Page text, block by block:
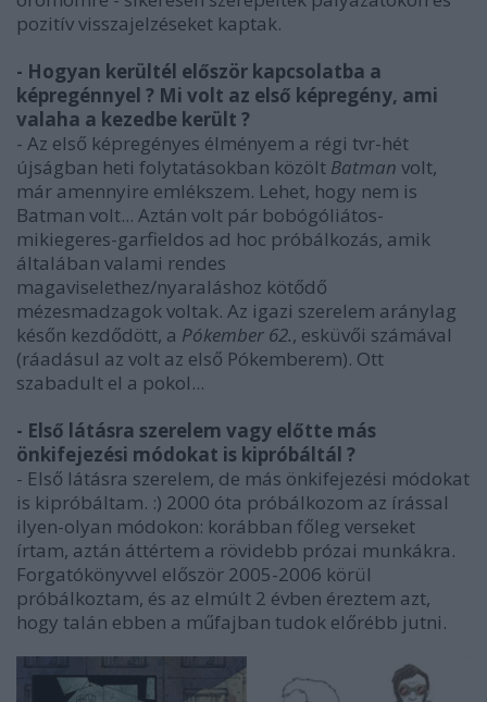
pozitív visszajelzéseket kaptak.
- Hogyan kerültél először kapcsolatba a
képregénnyel ? Mi volt az első képregény, ami
valaha a kezedbe került ?
- Az első képregényes élményem a régi tvr-hét
újságban heti folytatásokban közölt Batman volt,
már amennyire emlékszem. Lehet, hogy nem is
Batman volt... Aztán volt pár bobógóliátos-
mikiegeres-garfieldos ad hoc próbálkozás, amik
általában valami rendes
magaviselethez/nyaraláshoz kötődő
mézesmadzagok voltak. Az igazi szerelem aránylag
későn kezdődött, a Pókember 62., esküvői számával
(ráadásul az volt az első Pókemberem). Ott
szabadult el a pokol...
- Első látásra szerelem vagy előtte más
önkifejezési módokat is kipróbáltál ?
- Első látásra szerelem, de más önkifejezési módokat
is kipróbáltam. :) 2000 óta próbálkozom az írással
ilyen-olyan módokon: korábban főleg verseket
írtam, aztán áttértem a rövidebb prózai munkákra.
Forgatókönyvvel először 2005-2006 körül
próbálkoztam, és az elmúlt 2 évben éreztem azt,
hogy talán ebben a műfajban tudok előrébb jutni.